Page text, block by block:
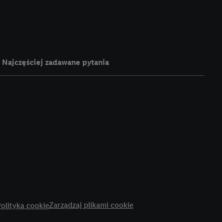
Najczęściej zadawane pytania
cookieZarządzaj plikami cookie
możemy
rozpoznać
W tym celu
adresu IP. Jeśli
użyciu adresu IP i